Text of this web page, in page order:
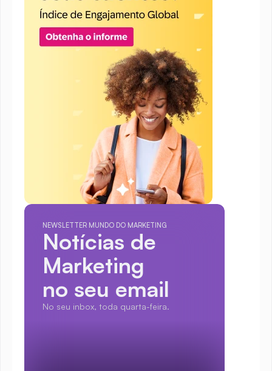
NEWSLETTER MUNDO DO MARKETING
Notícias de
Marketing
no seu email
No seu inbox, toda quarta-feira.